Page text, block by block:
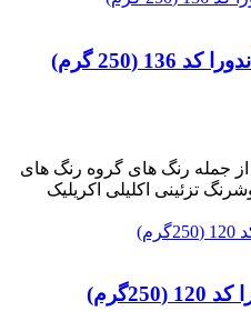
(250 گرم)
از جمله رنگ های گروه رنگ های
تزئینی اکلیلی اکریلیک